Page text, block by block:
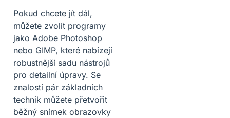
Pokud chcete jít dál,
můžete zvolit programy
jako Adobe Photoshop
nebo GIMP, které nabízejí
robustnější sadu nástrojů
pro detailní úpravy. Se
znalostí pár základních
technik můžete přetvořit
běžný snímek obrazovky